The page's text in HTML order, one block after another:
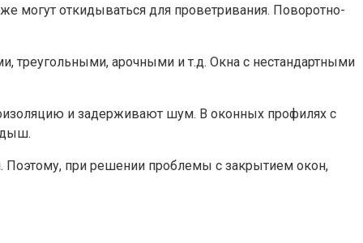
могут откидываться для проветривания. Поворотно-
треугольными, арочными и т.д. Окна с нестандартными
и задерживают шум. В оконных профилях с
Поэтому, при решении проблемы с закрытием окон,